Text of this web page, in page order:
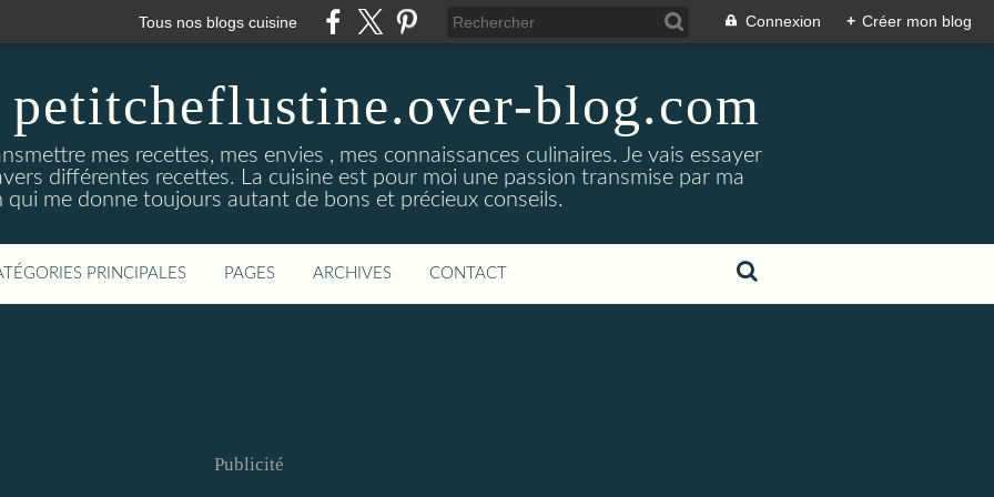
Tous nos blogs cuisine Connexion + Créer mon blog
blog.com
mes recettes, mes envies , mes connaissances culinaires. Je vais essayer
différentes recettes. La cuisine est pour moi une passion transmise par ma
qui me donne toujours autant de bons et précieux conseils.
PRINCIPALES PAGES ARCHIVES CONTACT
Publicité